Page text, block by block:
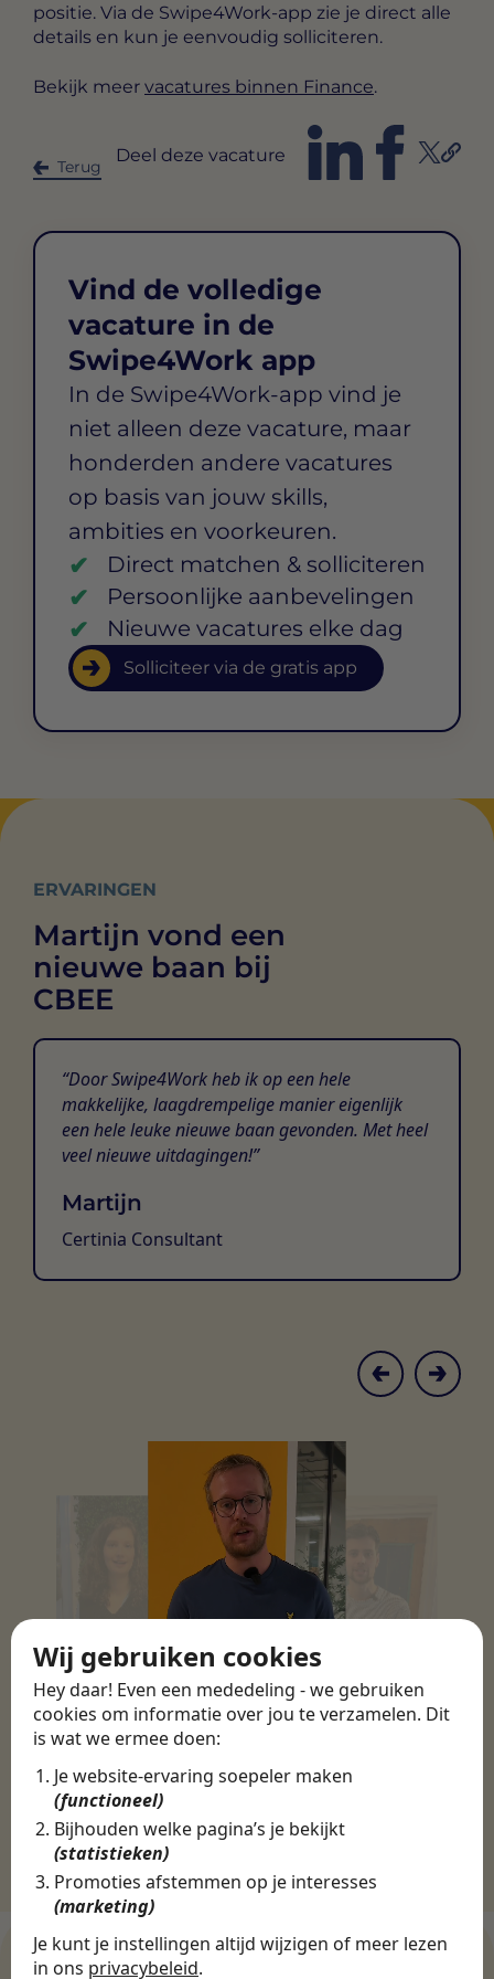
Wij gebruiken cookies
Hey daar! Even een mededeling - we gebruiken
cookies om informatie over jou te verzamelen. Dit
is wat we ermee doen:
Je website-ervaring soepeler maken
(functioneel)
Bijhouden welke pagina’s je bekijkt
(statistieken)
Promoties afstemmen op je interesses
(marketing)
Je kunt je instellingen altijd wijzigen of meer lezen
in ons privacybeleid.
positie. Via de Swipe4Work-app zie je direct alle
details en kun je eenvoudig solliciteren.
Bekijk meer vacatures binnen Finance.
Terug
Deel deze vacature
Vind de volledige
vacature in de
Swipe4Work app
In de Swipe4Work-app vind je
niet alleen deze vacature, maar
honderden andere vacatures
op basis van jouw skills,
ambities en voorkeuren.
Direct matchen & solliciteren
Persoonlijke aanbevelingen
Nieuwe vacatures elke dag
Solliciteer via de gratis app
ERVARINGEN
Martijn vond een
nieuwe baan bij
CBEE
Door Swipe4Work heb ik op een hele
makkelijke, laagdrempelige manier eigenlijk
een hele leuke nieuwe baan gevonden. Met heel
veel nieuwe uitdagingen!
Martijn
Certinia Consultant